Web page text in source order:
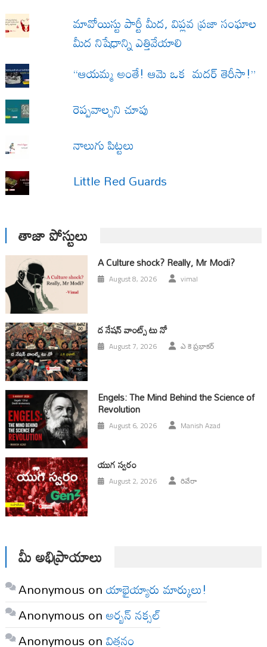
మావోయిస్టు పార్టీ మీద, విప్లవ ప్రజా సంఘాల
మీద నిషేధాన్ని ఎత్తివేయాలి
“ఆయమ్మ అంతే! ఆమె ఒక మదర్ తెరీసా!”
రెప్పవాల్చని చూపు
నాలుగు పిట్టలు
Little Red Guards
తాజా పోస్టులు
A Culture shock? Really, Mr Modi?
August 8, 2026 vimal
ద నేషన్ వాంట్స్ టు నో
August 7, 2026 ఎ కె ప్రభాకర్
Engels: The Mind Behind the Science of
Revolution
August 6, 2026 Manish Azad
యుగ స్వ‌రం
August 2, 2026 రివేరా
మీ అభిప్రాయాలు
Anonymous onయాభైయ్యారు మార్కులు!
Anonymous onఅర్బన్ నక్సల్
Anonymous onవిత్తనం